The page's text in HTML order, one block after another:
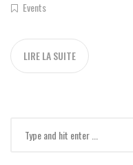
Events
LIRE LA SUITE